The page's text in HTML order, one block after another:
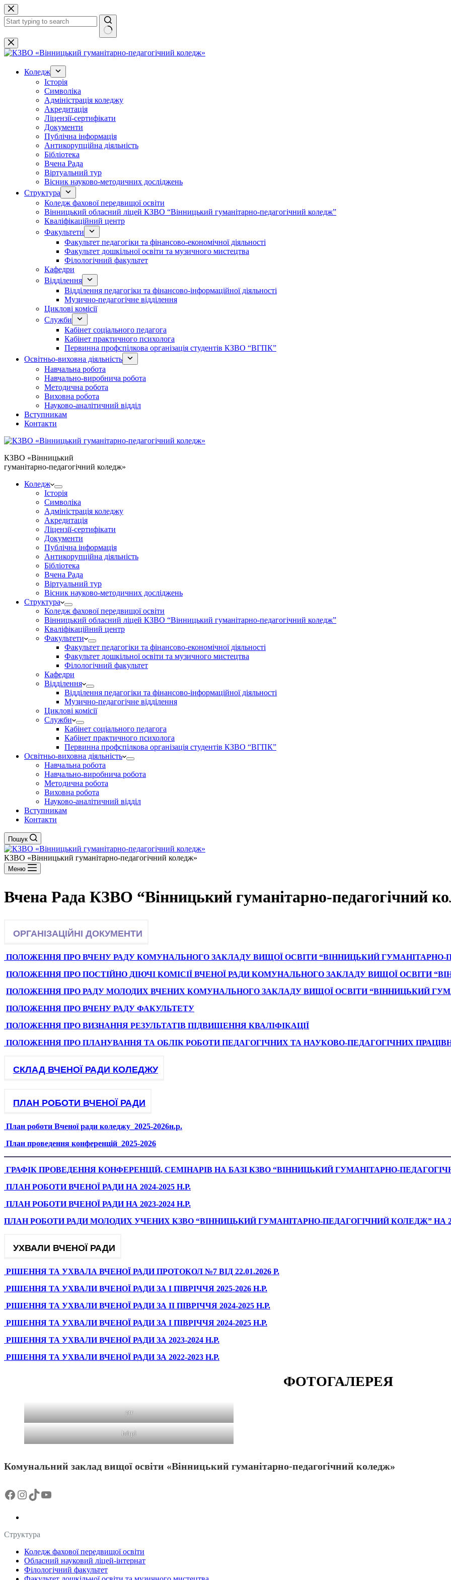
Перейти
до
вмісту
Немає
результатів
Коледж
Історія
Символіка
Адміністрація коледжу
Акредитація
Ліцензії-сертифікати
Документи
Публічна інформація
Антикорупційна діяльність
Бібліотека
Вчена Рада
Віртуальний тур
Вісник науково-методичних досліджень
Структура
Коледж фахової передвищої освіти
Вінницький обласний ліцей КЗВО “Вінницький гуманітарно-педагогічний коледж”
Кваліфікаційний центр
Факультети
Факультет педагогіки та фінансово-економічної діяльності
Факультет дошкільної освіти та музичного мистецтва
Філологічний факультет
Кафедри
Відділення
Відділення педагогіки та фінансово-інформаційної діяльності
Музично-педагогічне відділення
Циклові комісії
Служби
Кабінет соціального педагога
Кабінет практичного психолога
Первинна профспілкова організація студентів КЗВО “ВГПК”
Освітньо-виховна діяльність
Навчальна робота
Навчально-виробнича робота
Методична робота
Виховна робота
Науково-аналітичний відділ
Вступникам
Контакти
КЗВО «Вінницький
гуманітарно-педагогічний коледж»
Коледж
Історія
Символіка
Адміністрація коледжу
Акредитація
Ліцензії-сертифікати
Документи
Публічна інформація
Антикорупційна діяльність
Бібліотека
Вчена Рада
Віртуальний тур
Вісник науково-методичних досліджень
Структура
Коледж фахової передвищої освіти
Вінницький обласний ліцей КЗВО “Вінницький гуманітарно-педагогічний коледж”
Кваліфікаційний центр
Факультети
Факультет педагогіки та фінансово-економічної діяльності
Факультет дошкільної освіти та музичного мистецтва
Філологічний факультет
Кафедри
Відділення
Відділення педагогіки та фінансово-інформаційної діяльності
Музично-педагогічне відділення
Циклові комісії
Служби
Кабінет соціального педагога
Кабінет практичного психолога
Первинна профспілкова організація студентів КЗВО “ВГПК”
Освітньо-виховна діяльність
Навчальна робота
Навчально-виробнича робота
Методична робота
Виховна робота
Науково-аналітичний відділ
Вступникам
Контакти
Пошук
КЗВО «Вінницький гуманітарно-педагогічний коледж»
Меню
Вчена Рада КЗВО “Вінницький гуманітарно-педагогічний
ОРГАНІЗАЦІЙНІ ДОКУМЕНТИ
ПОЛОЖЕННЯ ПРО ВЧЕНУ РАДУ КОМУНАЛЬНОГО ЗАКЛАДУ ВИЩОЇ ОСВІТИ “ВІННИЦЬКИЙ ГУМАНІТАРНО-
ПОЛОЖЕННЯ ПРО ПОСТІЙНО ДІЮЧІ КОМІСІЇ ВЧЕНОЇ РАДИ КОМУНАЛЬНОГО ЗАКЛАДУ ВИЩОЇ ОСВІТИ
ПОЛОЖЕННЯ ПРО РАДУ МОЛОДИХ ВЧЕНИХ КОМУНАЛЬНОГО ЗАКЛАДУ ВИЩОЇ ОСВІТИ “ВІННИЦЬКИЙ
ПОЛОЖЕННЯ ПРО ВЧЕНУ РАДУ ФАКУЛЬТЕТУ
ПОЛОЖЕННЯ ПРО ВИЗНАННЯ РЕЗУЛЬТАТІВ ПІДВИЩЕННЯ КВАЛІФІКАЦІЇ
ПОЛОЖЕННЯ ПРО ПЛАНУВАННЯ ТА ОБЛІК РОБОТИ ПЕДАГОГІЧНИХ ТА НАУКОВО-ПЕДАГОГІЧНИХ
CКЛАД ВЧЕНОЇ РАДИ КОЛЕДЖУ
ПЛАН РОБОТИ ВЧЕНОЇ РАДИ
План роботи Вченої ради коледжу_2025-2026н.р.
План проведення конференцій_2025-2026
ГРАФІК ПРОВЕДЕННЯ КОНФЕРЕНЦІЙ, СЕМІНАРІВ НА БАЗІ КЗВО “ВІННИЦЬКИЙ ГУМАНІТАРНО-
ПЛАН РОБОТИ ВЧЕНОЇ РАДИ НА 2024-2025 Н.Р.
ПЛАН РОБОТИ ВЧЕНОЇ РАДИ НА 2023-2024 Н.Р.
ПЛАН РОБОТИ РАДИ МОЛОДИХ УЧЕНИХ КЗВО “ВІННИЦЬКИЙ ГУМАНІТАРНО-ПЕДАГОГІЧНИЙ КОЛЕДЖ” НА
УХВАЛИ ВЧЕНОЇ РАДИ
РІШЕННЯ ТА УХВАЛА ВЧЕНОЇ РАДИ ПРОТОКОЛ №7 ВІД 22.01.2026 Р.
РІШЕННЯ ТА УХВАЛИ ВЧЕНОЇ РАДИ ЗА І ПІВРІЧЧЯ 2025-2026 Н.Р.
РІШЕННЯ ТА УХВАЛИ ВЧЕНОЇ РАДИ ЗА ІІ ПІВРІЧЧЯ 2024-2025 Н.Р.
РІШЕННЯ ТА УХВАЛИ ВЧЕНОЇ РАДИ ЗА І ПІВРІЧЧЯ 2024-2025 Н.Р.
РІШЕННЯ ТА УХВАЛИ ВЧЕНОЇ РАДИ ЗА 2023-2024 Н.Р.
РІШЕННЯ ТА УХВАЛИ ВЧЕНОЇ РАДИ ЗА 2022-2023 Н.Р.
ФОТОГАЛЕРЕЯ
ptr
hdrpl
Комунальний заклад вищої освіти «Вінницький гуманітарно-педагогічний коледж»
Facebook
Instagram
TikTok
YouTube
Структура
Коледж фахової передвищої освіти
Обласний науковий ліцей-інтернат
Філологічний факультет